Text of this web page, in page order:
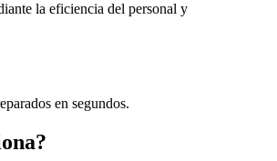
la eficiencia del personal y
en segundos.